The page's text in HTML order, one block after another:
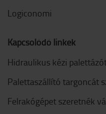
Logiconomi
Kapcsolódó linkek
Hidraulikus kézi
Palettaszállító targoncát
Felrakógépet szeretnék